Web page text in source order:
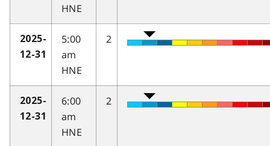
HNE
2025-
12-31
5:00
am
HNE
2
2025-
12-31
6:00
am
HNE
2